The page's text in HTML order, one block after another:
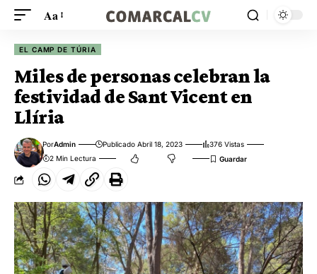
Aa
EL CAMP DE TÚRIA
Miles de personas celebran la
festividad de Sant Vicent en
Llíria
PorAdmin Publicado Abril 18, 2023
376 Vistas
2 Min Lectura